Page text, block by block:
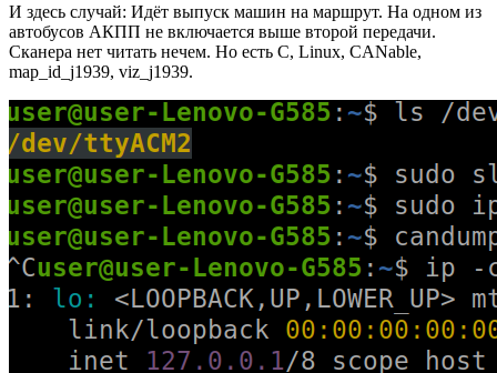
И здесь случай: Идёт выпуск машин на маршрут. На одном из
автобусов АКПП не включается выше второй передачи.
Сканера нет читать нечем. Но есть C, Linux, CANable,
map_id_j1939, viz_j1939.